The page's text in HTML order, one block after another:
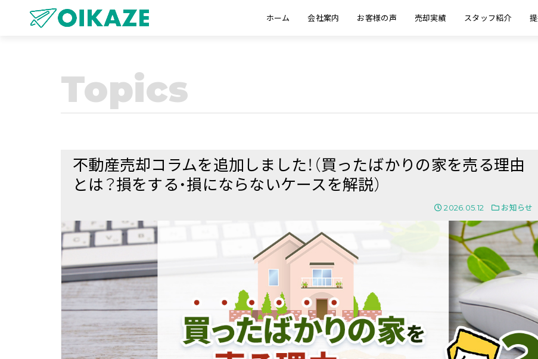
ホーム 会社案内 お客様の声 売却実績 スタッフ紹介
Topics
不動産売却コラムを追加しました！（買ったばかりの家を売る理由
とは？損をする・損にならないケースを解説）
2026.05.12 お知らせ